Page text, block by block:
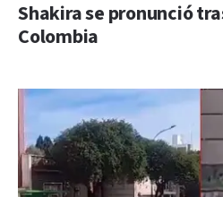
Shakira se pronunció
Colombia